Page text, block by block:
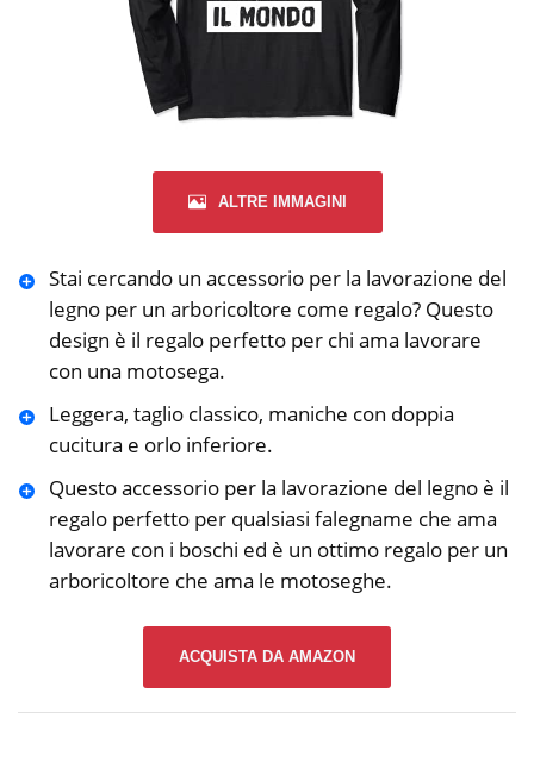
ALTRE IMMAGINI
Stai cercando un accessorio per la lavorazione del
legno per un arboricoltore come regalo? Questo
design è il regalo perfetto per chi ama lavorare
con una motosega.
Leggera, taglio classico, maniche con doppia
cucitura e orlo inferiore.
Questo accessorio per la lavorazione del legno è il
regalo perfetto per qualsiasi falegname che ama
lavorare con i boschi ed è un ottimo regalo per un
arboricoltore che ama le motoseghe.
ACQUISTA DA AMAZON